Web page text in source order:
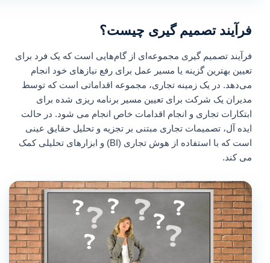
فرآیند تصمیم گیری چیست؟
فرآیند تصمیم گیری مجموعه‌ای از گام‌هایی است که یک فرد برای
تعیین بهترین گزینه یا مسیر عمل برای رفع نیازهای خود انجام
می‌دهد. در یک زمینه تجاری، مجموعه اقداماتی است که توسط
مدیران یک شرکت برای تعیین مسیر برنامه ریزی شده برای
ابتکارات تجاری و انجام اقدامات خاص انجام می شود. در حالت
ایده آل، تصمیمات تجاری مبتنی بر تجزیه و تحلیل حقایق عینی
است که با استفاده از هوش تجاری (BI) و ابزارهای تحلیلی کمک
می کند.